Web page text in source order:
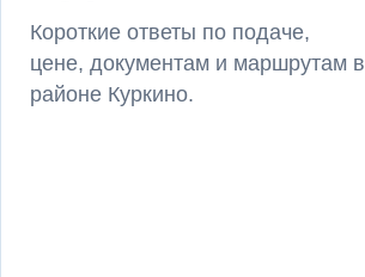
Короткие ответы по подаче,
цене, документам и маршрутам в
районе Куркино.